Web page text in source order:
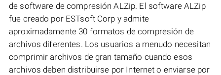
de software de compresión ALZip. El software ALZip
fue creado por ESTsoft Corp y admite
aproximadamente 30 formatos de compresión de
archivos diferentes. Los usuarios a menudo necesitan
comprimir archivos de gran tamaño cuando esos
archivos deben distribuirse por Internet o enviarse por